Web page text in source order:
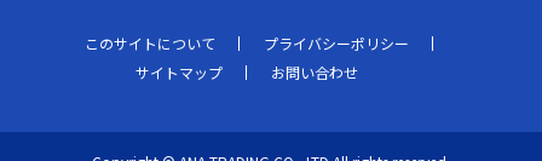
このサイトについて
プライバシーポリシー
サイトマップ
お問い合わせ